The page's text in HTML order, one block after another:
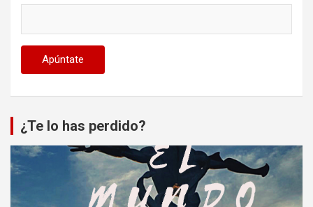
¿Te lo has perdido?